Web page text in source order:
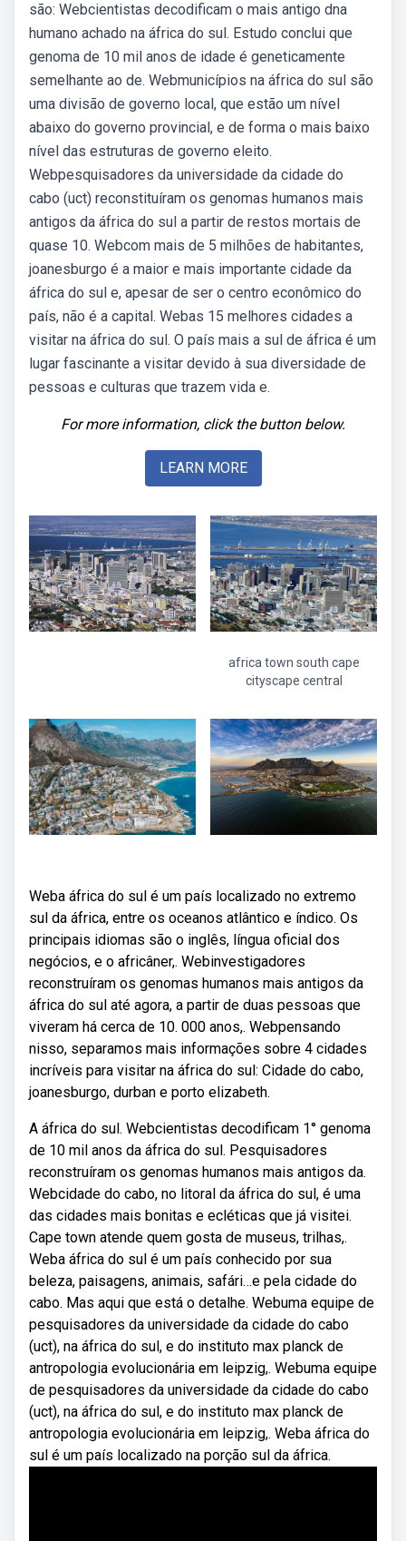
são: Webcientistas decodificam o mais antigo dna
humano achado na áfrica do sul. Estudo conclui que
genoma de 10 mil anos de idade é geneticamente
semelhante ao de. Webmunicípios na áfrica do sul são
uma divisão de governo local, que estão um nível
abaixo do governo provincial, e de forma o mais baixo
nível das estruturas de governo eleito.
Webpesquisadores da universidade da cidade do
cabo (uct) reconstituíram os genomas humanos mais
antigos da áfrica do sul a partir de restos mortais de
quase 10. Webcom mais de 5 milhões de habitantes,
joanesburgo é a maior e mais importante cidade da
áfrica do sul e, apesar de ser o centro econômico do
país, não é a capital. Webas 15 melhores cidades a
visitar na áfrica do sul. O país mais a sul de áfrica é um
lugar fascinante a visitar devido à sua diversidade de
pessoas e culturas que trazem vida e.
For more information, click the button below.
LEARN MORE
africa town south cape
cityscape central
Weba áfrica do sul é um país localizado no extremo
sul da áfrica, entre os oceanos atlântico e índico. Os
principais idiomas são o inglês, língua oficial dos
negócios, e o africâner,. Webinvestigadores
reconstruíram os genomas humanos mais antigos da
áfrica do sul até agora, a partir de duas pessoas que
viveram há cerca de 10. 000 anos,. Webpensando
nisso, separamos mais informações sobre 4 cidades
incríveis para visitar na áfrica do sul: Cidade do cabo,
joanesburgo, durban e porto elizabeth.
A áfrica do sul. Webcientistas decodificam 1° genoma
de 10 mil anos da áfrica do sul. Pesquisadores
reconstruíram os genomas humanos mais antigos da.
Webcidade do cabo, no litoral da áfrica do sul, é uma
das cidades mais bonitas e ecléticas que já visitei.
Cape town atende quem gosta de museus, trilhas,.
Weba áfrica do sul é um país conhecido por sua
beleza, paisagens, animais, safári…e pela cidade do
cabo. Mas aqui que está o detalhe. Webuma equipe de
pesquisadores da universidade da cidade do cabo
(uct), na áfrica do sul, e do instituto max planck de
antropologia evolucionária em leipzig,. Webuma equipe
de pesquisadores da universidade da cidade do cabo
(uct), na áfrica do sul, e do instituto max planck de
antropologia evolucionária em leipzig,. Weba áfrica do
sul é um país localizado na porção sul da áfrica.